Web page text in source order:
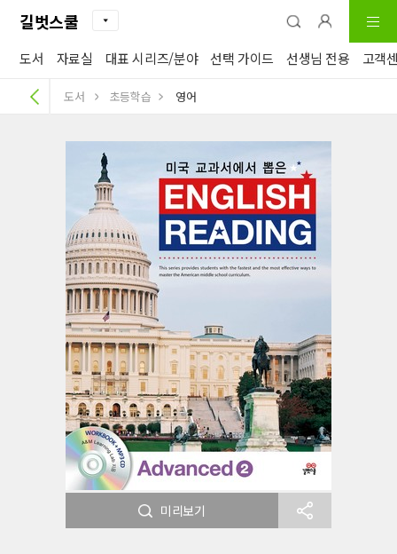
길벗스쿨
도서 자료실 대표 시리즈/분야 선택 가이드 선생님 전용 고객
도서 초등학습 영어
미리보기